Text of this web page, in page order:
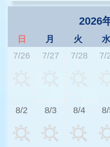
2026
日 月 火 水
7/26
7/27 7/28 7/
8/2 8/3 8/4